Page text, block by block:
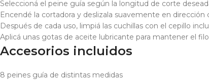
Seleccioná el peine guía según la longitud de corte
Encendé la cortadora y deslizala suavemente en
Después de cada uso, limpiá las cuchillas con el cepillo
Aplicá unas gotas de aceite lubricante para mantener el
Accesorios incluidos
8 peines guía de distintas medidas